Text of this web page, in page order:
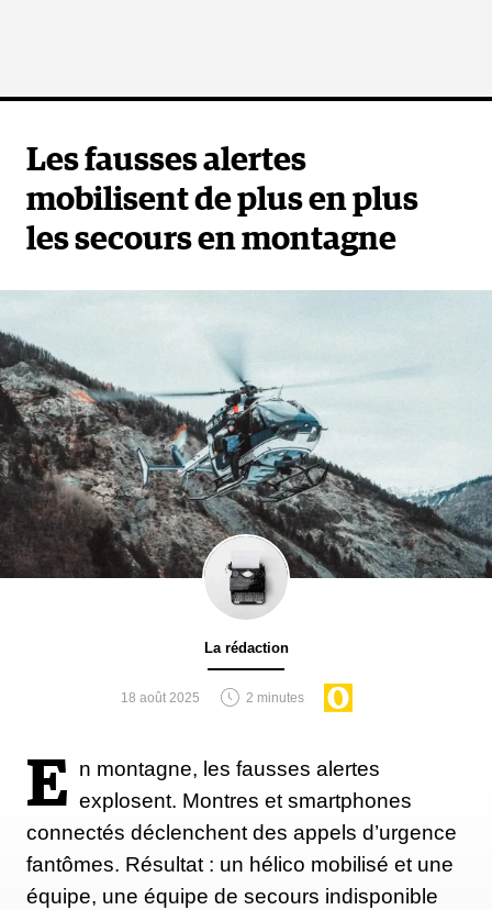
Les fausses alertes
mobilisent de plus en plus
les secours en montagne
La rédaction
18 août 2025 2 minutes
E n montagne, les fausses alertes
explosent. Montres et smartphones
connectés déclenchent des appels d’urgence
fantômes. Résultat : un hélico mobilisé et une
équipe, une équipe de secours indisponible